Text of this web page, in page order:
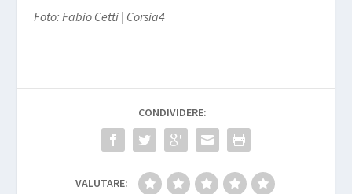
Foto: Fabio Cetti | Corsia4
CONDIVIDERE:
VALUTARE: